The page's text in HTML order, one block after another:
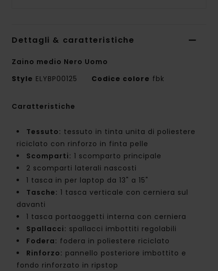
Dettagli & caratteristiche
Zaino medio Nero Uomo
Style ELYBP00125 Codice colore fbk
Caratteristiche
Tessuto: tessuto in tinta unita di poliestere
riciclato con rinforzo in finta pelle
Scomparti: 1 scomparto principale
2 scomparti laterali nascosti
1 tasca in per laptop da 13" a 15"
Tasche: 1 tasca verticale con cerniera sul
davanti
1 tasca portaoggetti interna con cerniera
Spallacci: spallacci imbottiti regolabili
Fodera: fodera in poliestere riciclato
Rinforzo: pannello posteriore imbottito e
fondo rinforzato in ripstop